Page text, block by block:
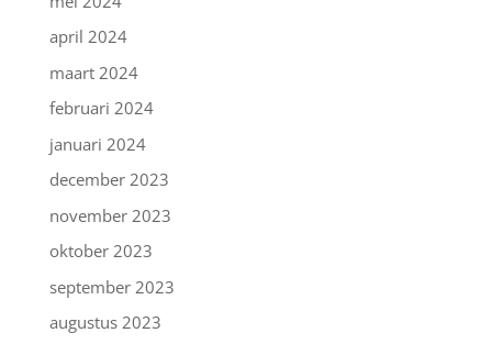
april 2024
maart 2024
februari 2024
januari 2024
december 2023
november 2023
oktober 2023
september 2023
augustus 2023